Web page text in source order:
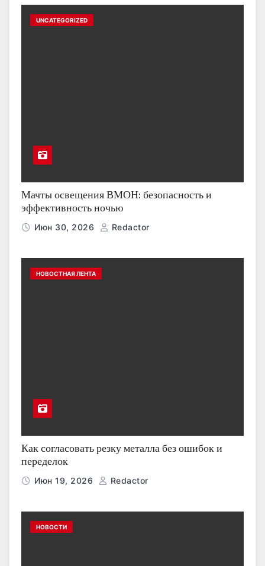
UNCATEGORIZED
Мачты освещения ВМОН: безопасность и
эффективность ночью
Июн 30, 2026 Redactor
НОВОСТНАЯ ЛЕНТА
Как согласовать резку металла без ошибок и
переделок
Июн 19, 2026 Redactor
НОВОСТИ